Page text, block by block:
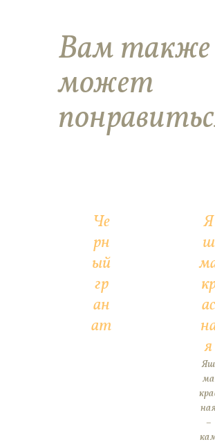
Вам также
может
Че
рн
ый
гр
ан
ат
Я
ш
ас
я
Яш
ма
ная
–